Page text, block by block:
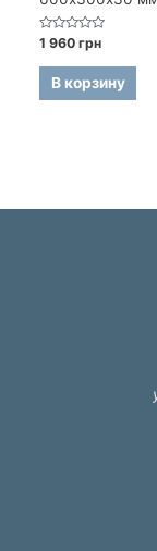
Оценка
из
1 960грн
В корзину